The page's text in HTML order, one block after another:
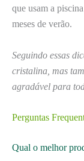
que usam a
meses de verão.
Seguindo essas
cristalina, mas
agradável para
Perguntas
Qual o melhor